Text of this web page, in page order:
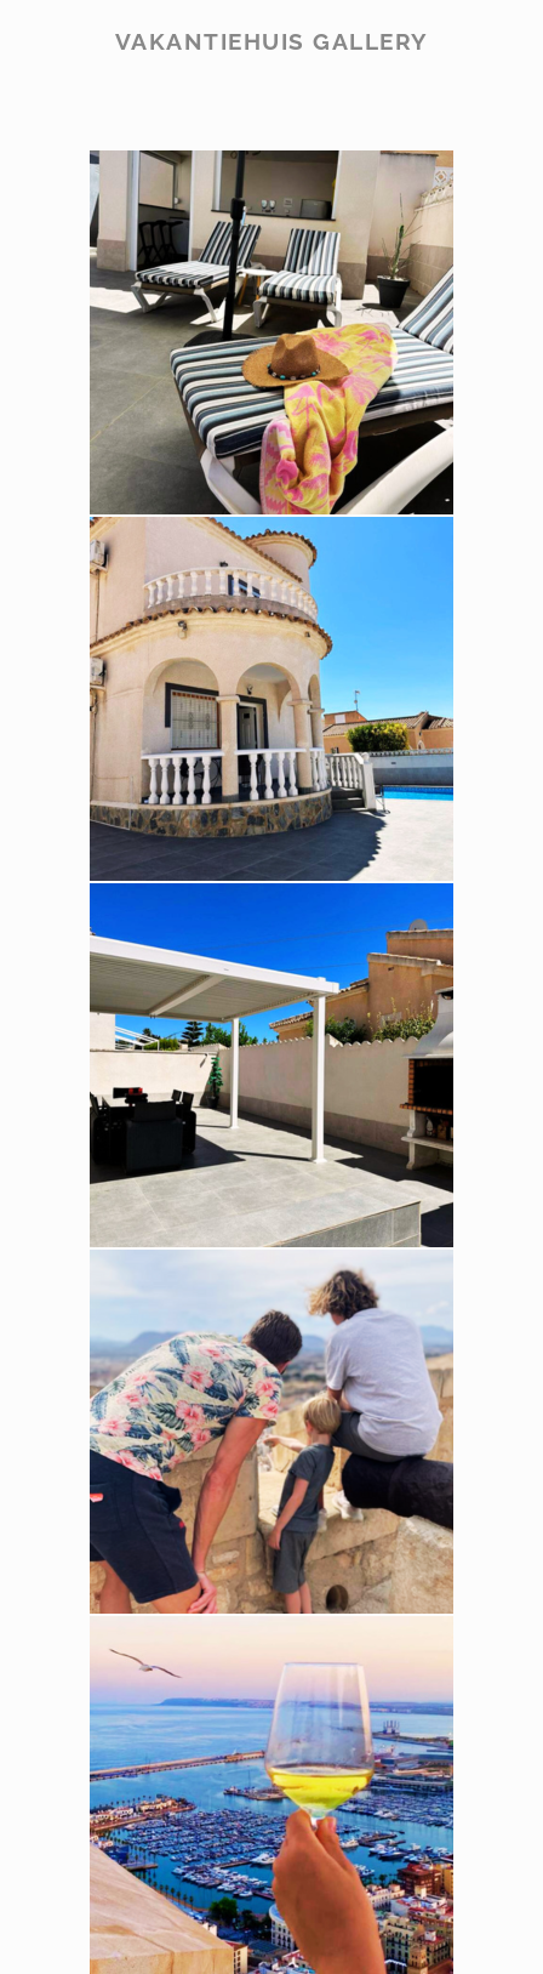
VAKANTIEHUIS GALLERY